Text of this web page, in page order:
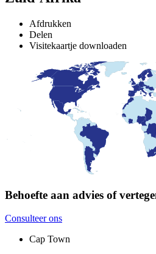
Afdrukken
Delen
Visitekaartje downloaden
Behoefte aan advies of
Consulteer ons
Cap Town